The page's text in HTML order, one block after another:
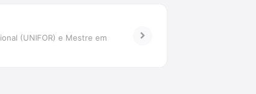
(UNIFOR) e Mestre em